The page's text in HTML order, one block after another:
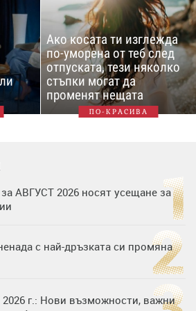
Ако косата ти изглежда
по-уморена от теб след
отпуската, тези няколко
стъпки могат да
променят нещата
ПО-КРАСИВА
АВГУСТ 2026 носят усещане за
с най-дръзката си промяна
г.: Нови възможности, важни